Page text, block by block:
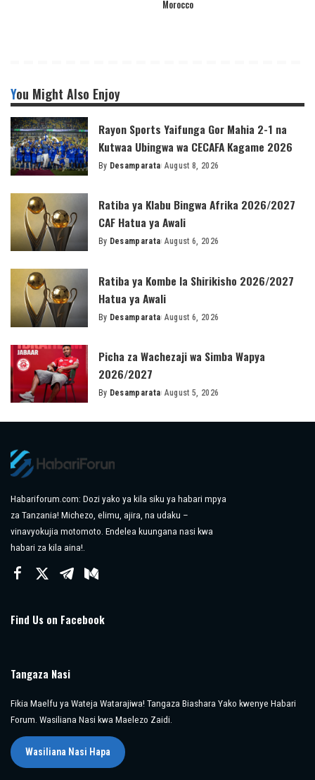
Morocco
You Might Also Enjoy
Rayon Sports Yaifunga Gor Mahia 2-1 na
Kutwaa Ubingwa wa CECAFA Kagame 2026
Posted
By Desamparata August 8, 2026
Ratiba ya Klabu Bingwa Afrika 2026/2027
CAF Hatua ya Awali
Posted
By Desamparata August 6, 2026
Ratiba ya Kombe la Shirikisho 2026/2027
Hatua ya Awali
Posted
By Desamparata August 6, 2026
Picha za Wachezaji wa Simba Wapya
2026/2027
Posted
By Desamparata August 5, 2026
Habariforum.com: Dozi yako ya kila siku ya habari mpya
za Tanzania! Michezo, elimu, ajira, na udaku –
vinavyokujia motomoto. Endelea kuungana nasi kwa
habari za kila aina!.
Find Us on Facebook
Tangaza Nasi
Fikia Maelfu ya Wateja Watarajiwa! Tangaza Biashara Yako kwenye Habari
Forum. Wasiliana Nasi kwa Maelezo Zaidi.
Wasiliana Nasi Hapa